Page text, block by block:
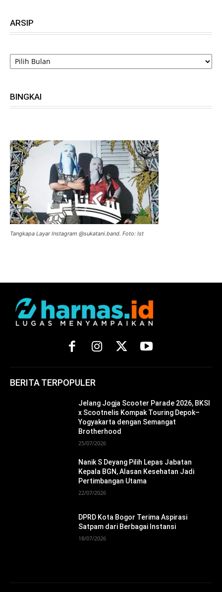
ARSIP
ARSIP
BINGKAI
Tangkapa Layar Instagram @sukatani.band. Foto: Ist
BERITA TERPOPULER
Jelang Jogja Scooter Parade 2026, BKSI
x Scootnelis Kompak Touring Depok–
Yogyakarta dengan Semangat
Brotherhood
25/07/2026
Nanik S Deyang Pilih Lepas Jabatan
Kepala BGN, Alasan Kesehatan Jadi
Pertimbangan Utama
22/07/2026
DPRD Kota Bogor Terima Aspirasi
Satpam dari Berbagai Instansi
18/07/2026